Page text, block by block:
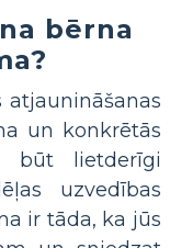
bērna
atjaunināšanas
un konkrētās
būt lietderīgi
uzvedības
ir tāda, ka jūs